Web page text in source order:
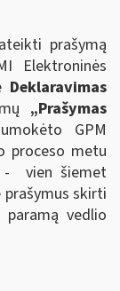
prašymą
Elektroninės
Deklaravimas
„Prašymas
GPM
proceso metu
- vien šiemet
skirti
vedlio